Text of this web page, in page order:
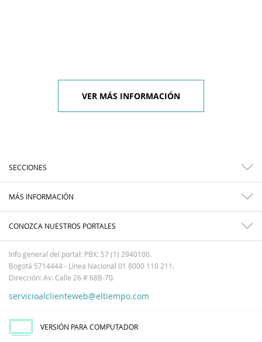
VER MÁS INFORMACIÓN
SECCIONES
MÁS INFORMACIÓN
CONOZCA NUESTROS PORTALES
Info general del portal: PBX: 57 (1) 2940100.
Bogotá 5714444 - Línea Nacional 01 8000 110 211.
Dirección: Av. Calle 26 # 68B-70.
servicioalclienteweb@eltiempo.com
VERSIÓN PARA COMPUTADOR